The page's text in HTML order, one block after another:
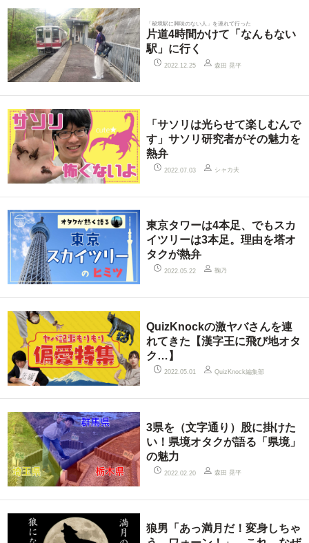
「秘境駅に興味のない人」を連れて行った
片道4時間かけて「なんもない
駅」に行く
2022.12.25 森田 晃平
「サソリは光らせて楽しむんで
す」サソリ研究者がその魅力を
熱弁
2022.07.03 シャカ夫
東京タワーは4本足、でもスカ
イツリーは3本足。理由を塔オ
タクが熱弁
2022.05.22 鞠乃
QuizKnockの激ヤバさんを連
れてきた【漢字王に飛び地オタ
ク…】
2022.05.01 QuizKnock編集部
3県を（文字通り）股に掛けた
い！県境オタクが語る「県境」
の魅力
2022.02.20 森田 晃平
狼男「あっ満月だ！変身しちゃ